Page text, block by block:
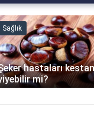
Sağlık
hastaları
mi?